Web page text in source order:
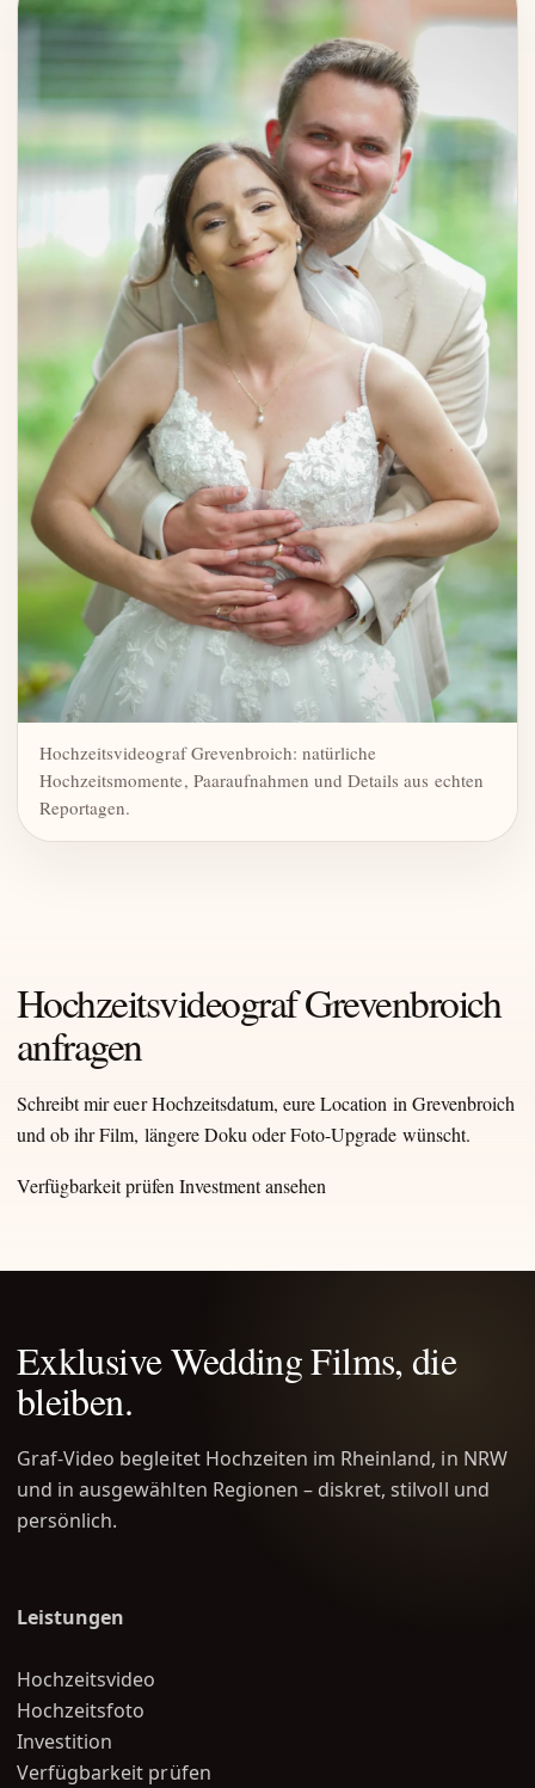
Hochzeitsvideograf Grevenbroich: natürliche
Hochzeitsmomente, Paaraufnahmen und Details aus echten
Reportagen.
Hochzeitsvideograf Grevenbroich
anfragen
Schreibt mir euer Hochzeitsdatum, eure Location in Grevenbroich
und ob ihr Film, längere Doku oder Foto-Upgrade wünscht.
Verfügbarkeit prüfen Investment ansehen
Exklusive Wedding Films, die
bleiben.
Graf-Video begleitet Hochzeiten im Rheinland, in NRW
und in ausgewählten Regionen – diskret, stilvoll und
persönlich.
Leistungen
Hochzeitsvideo
Hochzeitsfoto
Investition
Verfügbarkeit prüfen